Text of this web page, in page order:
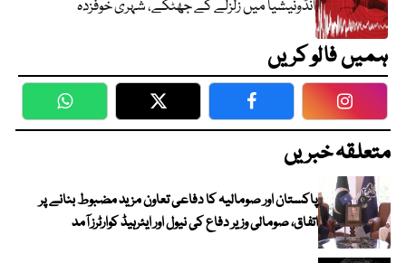
انڈونیشیا میں زلزلے کے جھٹکے، شہری خوفزدہ
ہمیں فالو کریں
WhatsApp Twitter Facebook
متعلقہ خبریں
پاکستان اور صومالیہ کا دفاعی تعاون مزید مضبوط بنانے پر
اتفاق، صومالی وزیر دفاع کی نیول اور ایئرہیڈ کوارٹرز آمد